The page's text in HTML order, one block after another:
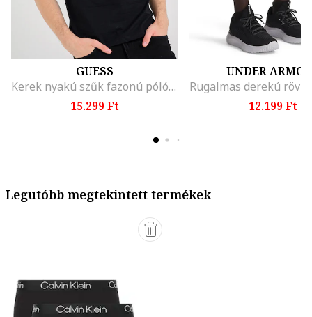
GUESS
Kerek nyakú szűk fazonú póló, Fekete
15.299 Ft
UNDER
12.199 Ft
Legutóbb megtekintett termékek